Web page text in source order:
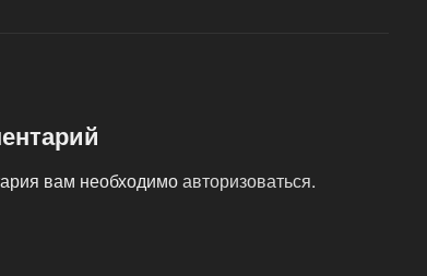
вам необходимоавторизоваться.